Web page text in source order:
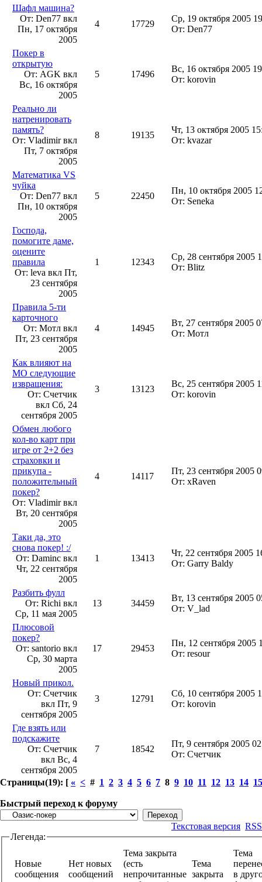
Шафл машина?
От: Den77 вкл
Пн, 17 октября
2005
4 17729
Ср, 19 октября 2005
От: Den77
Покер в
открытую
От: AGK вкл
Вс, 16 октября
2005
5 17496
Вс, 16 октября 2005
От: korovin
Реально ли
натренировать
память?
От: Vladimir вкл
Пт, 7 октября
2005
8 19135
Чт, 13 октября 2005
От: kvazar
Математика VS
чуйка
От: Den77 вкл
Пн, 10 октября
2005
5 22450
Пн, 10 октября 2005
От: Seneka
Господа,
помогите даме,
оцените
правила
От: leva вкл Пт,
23 сентября
2005
1 12343
Ср, 28 сентября 2005
От: Blitz
Правила 5-ти
карточного
От: Мотл вкл
Пт, 23 сентября
2005
4 14945
Вт, 27 сентября 2005
От: Мотл
Как влияют на
МО следующие
извращения:
От: Счетчик
вкл Сб, 24
сентября 2005
3 13123
Вс, 25 сентября 2005
От: korovin
Обмен любого
кол-во карт при
игре от 2+2 без
страховки и
прикупа -
положительный
покер?
От: Vladimir вкл
Вт, 20 сентября
2005
4 14117
Пт, 23 сентября 2005
От: xRaven
Таки да, это
снова покер! :/
От: Daminc вкл
Чт, 22 сентября
2005
1 13413
Чт, 22 сентября 2005
От: Garry Baldy
Разбить фулл
От: Richi вкл
Ср, 11 мая 2005
13 34459
Вт, 13 сентября 2005
От: V_lad
Плюсовой
покер?
От: santorio вкл
Ср, 30 марта
2005
17 29453
Пн, 12 сентября 2005
От: resour
Новый прикол.
От: Счетчик
вкл Пт, 9
сентября 2005
3 12791
Сб, 10 сентября 2005
От: korovin
Где взять или
подскажите
От: Счетчик
вкл Вс, 4
сентября 2005
7 18542
Пт, 9 сентября 2005
От: Счетчик
Страницы(19): [ « < # 1 2 3 4 5 6 7 8 9 10 11 12 13 14 15
Быстрый переход к форуму
Текстовая версия RSS
Легенда:
Новые
сообщения
Нет новых
сообщений
Тема закрыта
(есть
непрочитанные
Тема
закрыта
Тема
в